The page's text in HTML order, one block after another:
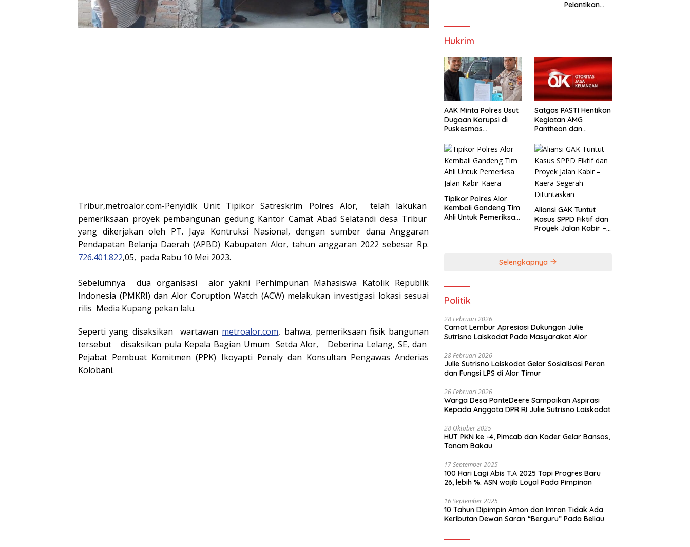
Tribur,metroalor.com-Penyidik Unit Tipikor Satreskrim Polres Alor, telah lakukan
pemeriksaan proyek pembangunan gedung Kantor Camat Abad Selatandi desa Tribur
yang dikerjakan oleh PT. Jaya Kontruksi Nasional, dengan sumber dana Anggaran
Pendapatan Belanja Daerah (APBD) Kabupaten Alor, tahun anggaran 2022 sebesar Rp.
726.401.822,05, pada Rabu 10 Mei 2023.
Sebelumnya dua organisasi alor yakni Perhimpunan Mahasiswa Katolik Republik
Indonesia (PMKRI) dan Alor Coruption Watch (ACW) melakukan investigasi lokasi sesuai
rilis Media Kupang pekan lalu.
Seperti yang disaksikan wartawan metroalor.com, bahwa, pemeriksaan fisik bangunan
tersebut disaksikan pula Kepala Bagian Umum Setda Alor, Deberina Lelang, SE, dan
Pejabat Pembuat Komitmen (PPK) Ikoyapti Penaly dan Konsultan Pengawas Anderias
Kolobani.
Wabup Alor
Wabup Alor
Wakil Bupati
Alor
Pelantikan
Hukrim
AAK Minta Polres Usut
Dugaan Korupsi di
Puskesmas
Satgas PASTI Hentikan
Kegiatan AMG
Pantheon dan
Kreatif Terbatas( MBA
Tipikor Polres Alor
Kembali Gandeng Tim
Ahli Untuk Pemeriksa
Aliansi GAK Tuntut
Kasus SPPD Fiktif dan
Proyek Jalan Kabir –
Selengkapnya
Politik
28 Februari 2026
Camat Lembur Apresiasi Dukungan Julie
Sutrisno Laiskodat Pada Masyarakat Alor
28 Februari 2026
Julie Sutrisno Laiskodat Gelar Sosialisasi Peran
dan Fungsi LPS di Alor Timur
26 Februari 2026
Warga Desa PanteDeere Sampaikan Aspirasi
Kepada Anggota DPR RI Julie Sutrisno Laiskodat
28 Oktober 2025
HUT PKN ke -4, Pimcab dan Kader Gelar Bansos,
Tanam Bakau
17 September 2025
100 Hari Lagi Abis T.A 2025 Tapi Progres Baru
26, lebih %. ASN wajib Loyal Pada Pimpinan
16 September 2025
10 Tahun Dipimpin Amon dan Imran Tidak Ada
Keributan.Dewan Saran “Berguru” Pada Beliau